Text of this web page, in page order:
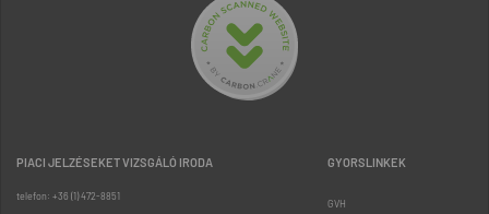
PIACI JELZÉSEKET VIZSGÁLÓ IRODA
telefon: +36 (1) 472-8851
GYORSLINKEK
GVH